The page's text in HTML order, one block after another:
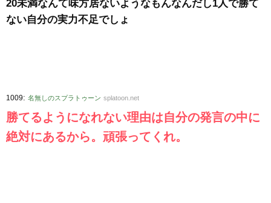
20未満なんて味方居ないようなもんなんだし1人で勝て
ない自分の実力不足でしょ
1009: 名無しのスプラトゥーン splatoon.net
勝てるようになれない理由は自分の発言の中に
絶対にあるから。頑張ってくれ。